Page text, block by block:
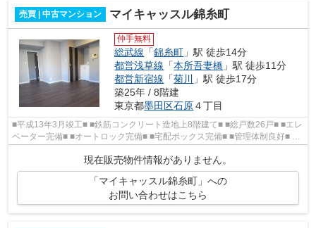
売買 | 中古マンション マイキャッスル錦糸町
仲手無料
総武線 「錦糸町 」駅 徒歩14分
都営浅草線 「本所吾妻橋 」駅 徒歩11分
都営新宿線 「菊川
」駅 徒歩17分
築25年 / 8階建
東京都墨田区石原４丁目
■平成13年3月竣工■ ■鉄筋コンクリート造地上8階建て■ ■総戸数26戸■ ■エレ
ベーター完備■ ■オートロック完備■ ■宅配ボックス完備■ ■管理体制良好■ ■
現在販売物件情報がありません。
「マイキャッスル錦糸町」への
お問い合わせはこちら